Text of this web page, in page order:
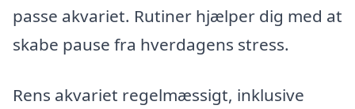
passe akvariet. Rutiner hjælper dig med at
skabe pause fra hverdagens stress.
Rens akvariet regelmæssigt, inklusive